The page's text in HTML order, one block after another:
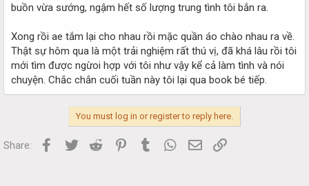
buồn vừa sướng, ngậm hết số lượng trung tình tôi bắn ra.
Xong rồi ae tắm lại cho nhau rồi mặc quần áo chào nhau ra về.
Thật sự hôm qua là một trải nghiệm rất thú vị, đã khá lâu rồi tôi
mới tìm được ngừoi hợp với tôi như vậy kể cả làm tình và nói
chuyện. Chắc chắn cuối tuần này tôi lại qua book bé tiếp.
You must log in or register to reply here.
Share: Facebook
Twitter Reddit PinterestTumblr WhatsApp
Email